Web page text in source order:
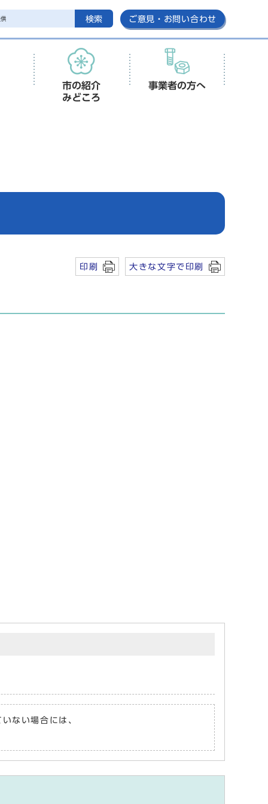
検索 ご意見・お問い合わせ
市の紹介
みどころ
事業者の方へ
印刷 大きな文字で印刷
ない場合には、